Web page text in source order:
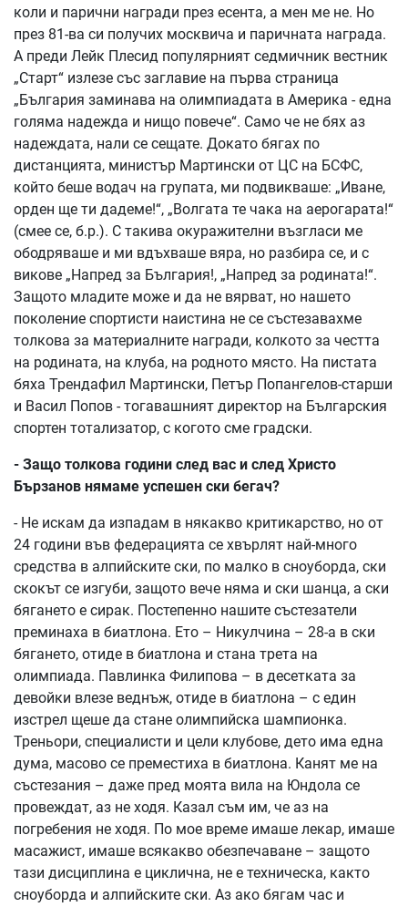
коли и парични награди през есента, а мен ме не. Но
през 81-ва си получих москвича и паричната награда.
А преди Лейк Плесид популярният седмичник вестник
„Старт“ излезе със заглавие на първа страница
„България заминава на олимпиадата в Америка - една
голяма надежда и нищо повече“. Само че не бях аз
надеждата, нали се сещате. Докато бягах по
дистанцията, министър Мартински от ЦС на БСФС,
който беше водач на групата, ми подвикваше: „Иване,
орден ще ти дадеме!“, „Волгата те чака на аерогарата!“
(смее се, б.р.). С такива окуражителни възгласи ме
ободряваше и ми вдъхваше вяра, но разбира се, и с
викове „Напред за България!, „Напред за родината!“.
Защото младите може и да не вярват, но нашето
поколение спортисти наистина не се състезавахме
толкова за материалните награди, колкото за честта
на родината, на клуба, на родното място. На пистата
бяха Трендафил Мартински, Петър Попангелов-старши
и Васил Попов - тогавашният директор на Българския
спортен тотализатор, с когото сме градски.
- Защо толкова години след вас и след Христо
Бързанов нямаме успешен ски бегач?
- Не искам да изпадам в някакво критикарство, но от
24 години във федерацията се хвърлят най-много
средства в алпийските ски, по малко в сноуборда, ски
скокът се изгуби, защото вече няма и ски шанца, а ски
бягането е сирак. Постепенно нашите състезатели
преминаха в биатлона. Ето – Никулчина – 28-а в ски
бягането, отиде в биатлона и стана трета на
олимпиада. Павлинка Филипова – в десетката за
девойки влезе веднъж, отиде в биатлона – с един
изстрел щеше да стане олимпийска шампионка.
Треньори, специалисти и цели клубове, дето има една
дума, масово се преместиха в биатлона. Канят ме на
състезания – даже пред моята вила на Юндола се
провеждат, аз не ходя. Казал съм им, че аз на
погребения не ходя. По мое време имаше лекар, имаше
масажист, имаше всякакво обезпечаване – защото
тази дисциплина е циклична, не е техническа, както
сноуборда и алпийските ски. Аз ако бягам час и